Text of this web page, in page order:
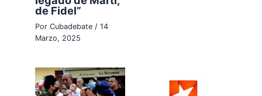
de Fidel”
PorCubadebate/14
Marzo, 2025